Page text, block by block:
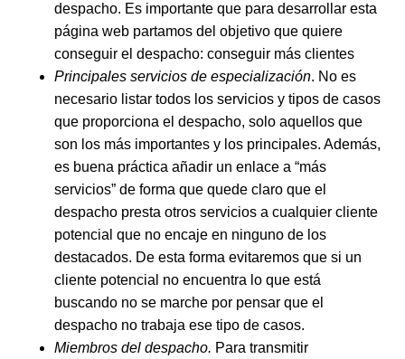
despacho. Es importante que para desarrollar esta
página web partamos del objetivo que quiere
conseguir el despacho: conseguir más clientes
Principales servicios de especialización. No es
necesario listar todos los servicios y tipos de casos
que proporciona el despacho, solo aquellos que
son los más importantes y los principales. Además,
es buena práctica añadir un enlace a “más
servicios” de forma que quede claro que el
despacho presta otros servicios a cualquier cliente
potencial que no encaje en ninguno de los
destacados. De esta forma evitaremos que si un
cliente potencial no encuentra lo que está
buscando no se marche por pensar que el
despacho no trabaja ese tipo de casos.
Miembros del despacho. Para transmitir